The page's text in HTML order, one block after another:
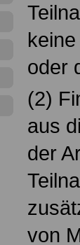
oder
(2)
aus
der
von